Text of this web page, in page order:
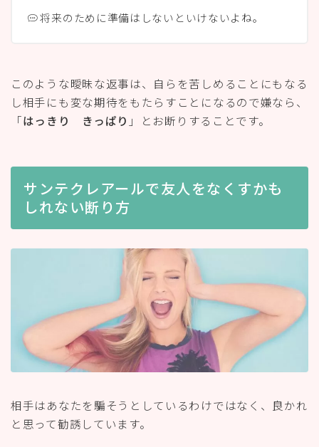
将来のために準備はしないといけないよね。
このような曖昧な返事は、自らを苦しめることにもなる
し相手にも変な期待をもたらすことになるので嫌なら、
「はっきり きっぱり 」とお断りすることです。
サンテクレアールで友人をなくすかも
しれない断り方
相手はあなたを騙そうとしているわけではなく、良かれ
と思って勧誘しています。